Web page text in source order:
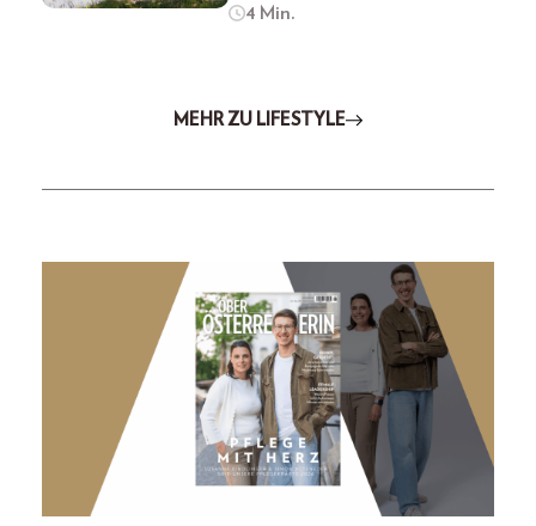
4 Min.
MEHR ZU LIFESTYLE